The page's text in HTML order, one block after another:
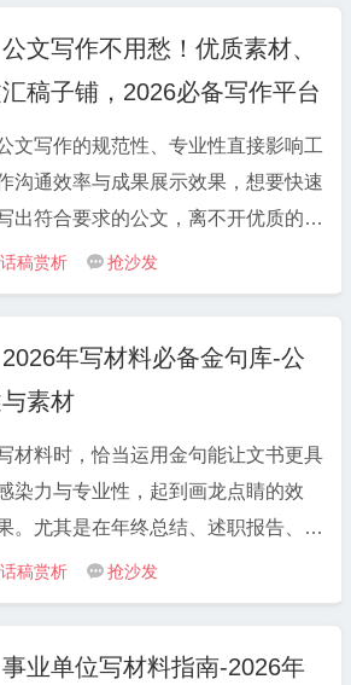
论你是刚入职不会写材料的新手，还是
配方向。把自己的工作内容填进去，
稍作调整，就能摆脱“年年岁岁话相
”的尴尬，既保证专业性又不空洞。
文，涵盖单位工作总结、年度工作报告
文等不同维度，从季度总结到年度复
都严格遵循公文规范，数据支撑清晰、
逻辑层次分明，可直接修改使用；而公
文写作模板板块更是贴心，工作计划模
、党建材料模板、发言稿模板等分类
后只需填充具体内容，就能快速完成初
项整理了党课讲稿素材、纪检监察公
素材，结合最新政策热点与工作要
，内容兼具政治性与实用性，助力党
工作、纪检工作高效推进；述职报告
文、竞职演讲稿板块则聚焦职场晋升
现工作成果与个人能力。此外，组织生
文写作不用愁！优质素材、
稿子铺，2026必备写作平台
文写作的规范性、专业性直接影响工
沟通效率与成果展示效果，想要快速
出符合要求的公文，离不开优质的素
积累、规范的模板参考与智能的工具
助。文汇稿子铺（LBTGWW.com）
料网站，整合 21 类核心公文资源，为
大文秘人员、职场人士提供一站式公
（LBTGWW.com），公文范文大全板
块堪称 “素材宝库”，工作总结范文、述
报告范文、年度工作报告范文等高频
位、国企、事业单位等不同场景，还紧
稿赏析  抢沙发
2026年写材料必备金句库-公
素材
材料时，恰当运用金句能让文书更具
染力与专业性，起到画龙点睛的效
。尤其是在年终总结、述职报告、工
方案等重要公文里，优质金句能有效
升内容质感，让你的材料在众多汇报
运用场景与风格也有所不同。年终总结
稿赏析  抢沙发
事业单位写材料指南-2026年